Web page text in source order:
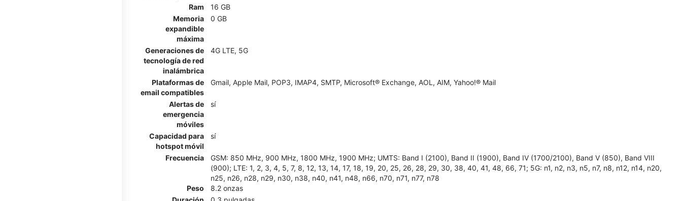
Ram
16 GB
Memoria
expandible
máxima
0 GB
Generaciones de
tecnología de red
inalámbrica
4G LTE, 5G
Plataformas de
email compatibles
Gmail, Apple Mail, POP3, IMAP4, SMTP, Microsoft® Exchange, AOL, AIM, Yahoo!® Mail
Alertas de
emergencia
móviles
sí
Capacidad para
hotspot móvil
sí
Frecuencia
GSM: 850 MHz, 900 MHz, 1800 MHz, 1900 MHz; UMTS: Band I (2100), Band II (1900), Band IV (1700/2100), Band V (850), Band VIII
(900); LTE: 1, 2, 3, 4, 5, 7, 8, 12, 13, 14, 17, 18, 19, 20, 25, 26, 28, 29, 30, 38, 40, 41, 48, 66, 71; 5G: n1, n2, n3, n5, n7, n8, n12, n14, n20,
n25, n26, n28, n29, n30, n38, n40, n41, n48, n66, n70, n71, n77, n78
Peso
8.2 onzas